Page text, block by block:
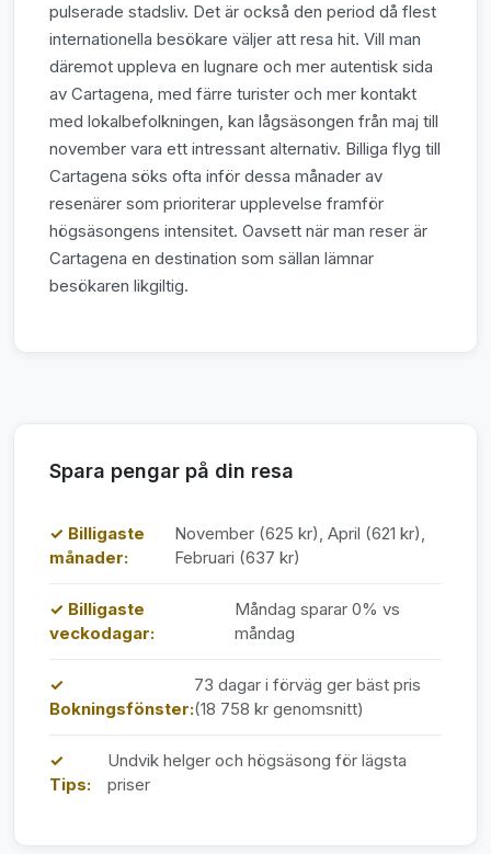
pulserade stadsliv. Det är också den period då flest
internationella besökare väljer att resa hit. Vill man
däremot uppleva en lugnare och mer autentisk sida
av Cartagena, med färre turister och mer kontakt
med lokalbefolkningen, kan lågsäsongen från maj till
november vara ett intressant alternativ. Billiga flyg till
Cartagena söks ofta inför dessa månader av
resenärer som prioriterar upplevelse framför
högsäsongens intensitet. Oavsett när man reser är
Cartagena en destination som sällan lämnar
besökaren likgiltig.
Spara pengar på din resa
✓ Billigaste
månader:
November (625 kr), April (621 kr),
Februari (637 kr)
✓ Billigaste
veckodagar:
Måndag sparar 0% vs
måndag
✓
Bokningsfönster:
73 dagar i förväg ger bäst pris
(18 758 kr genomsnitt)
✓
Tips:
Undvik helger och högsäsong för lägsta
priser